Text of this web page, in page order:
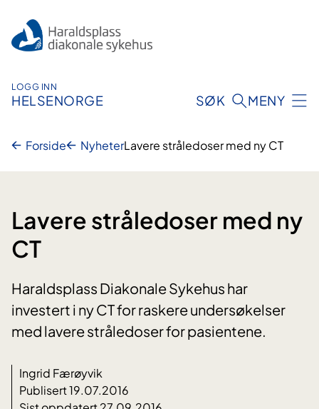
innhold
LOGG INN
HELSENORGE SØK MENY
Forside NyheterLavere stråledoser med ny CT
Lavere stråledoser med ny
CT
Haraldsplass Diakonale Sykehus har
investert i ny CT for raskere undersøkelser
med lavere stråledoser for pasientene.
Ingrid Færøyvik
Publisert 19.07.2016